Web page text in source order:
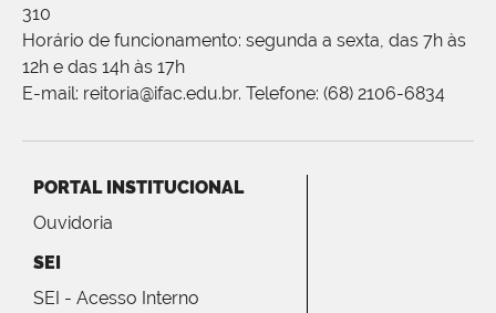
310
Horário de funcionamento: segunda a sexta, das 7h às
12h e das 14h às 17h
E-mail: reitoria@ifac.edu.br. Telefone: (68) 2106-6834
PORTAL INSTITUCIONAL
Ouvidoria
SEI
SEI - Acesso Interno